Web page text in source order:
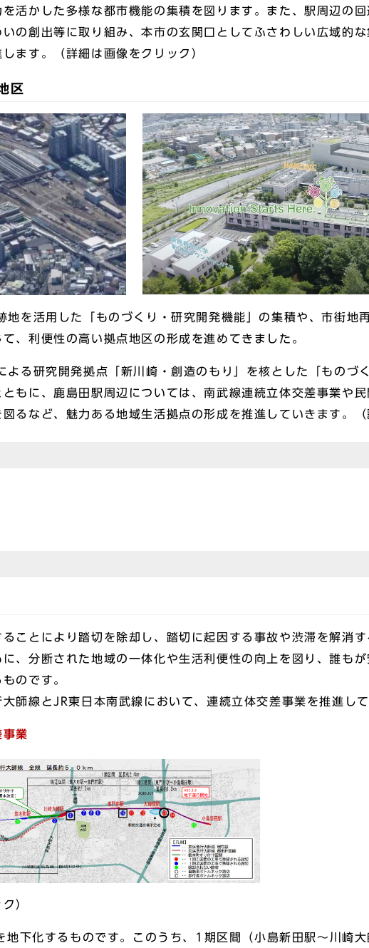
活かした多様な都市機能の集積を図ります。また、駅周辺の
いの創出等に取り組み、本市の玄関⼝としてふさわしい広域的
ます。（詳細は画像をクリック）
区
を活用した「ものづくり・研究開発機能」の集積や、市街地
、利便性の高い拠点地区の形成を進めてきました。
る研究開発拠点「新川崎・創造のもり」を核とした「ものづ
もに、鹿島田駅周辺については、南武線連続立体交差事業や
るなど、魅力ある地域生活拠点の形成を推進していきます。（
ことにより踏切を除却し、踏切に起因する事故や渋滞を解消す
、分断された地域の一体化や生活利便性の向上を図り、誰も
のです。
師線とJR東日本南武線において、連続立体交差事業を推進して
業
）
下化するものです。このうち、1期区間（小島新田駅～川崎